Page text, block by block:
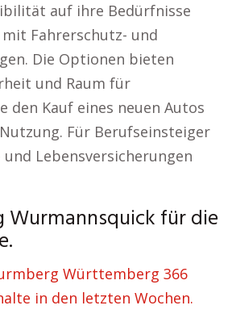
auf ihre Bedürfnisse
Fahrerschutz- und
Die Optionen bieten
und Raum für
den Kauf eines neuen Autos
Für Berufseinsteiger
Lebensversicherungen
Wurmannsquick für die
Württemberg 366
in den letzten Wochen.